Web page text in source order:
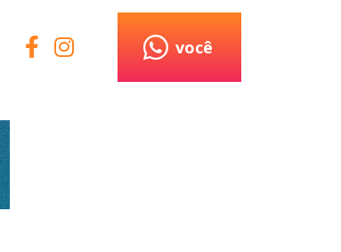
você